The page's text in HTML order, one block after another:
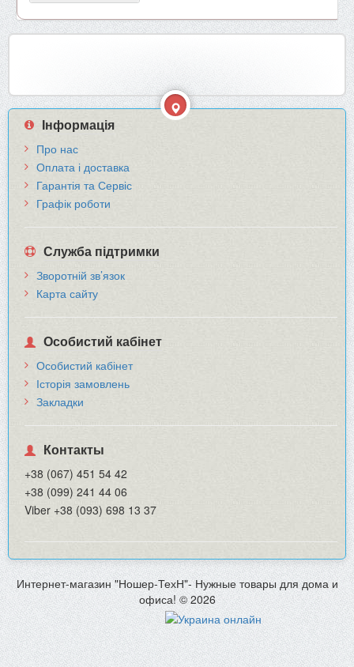
Інформація
Про нас
Оплата і доставка
Гарантія та Сервіс
Графік роботи
Служба підтримки
Зворотній зв’язок
Карта сайту
Особистий кабінет
Особистий кабінет
Історія замовлень
Закладки
Контакты
+38 (067) 451 54 42
+38 (099) 241 44 06
Viber +38 (093) 698 13 37
Интернет-магазин "Ношер-ТехН"- Нужные товары для дома и
офиса! © 2026